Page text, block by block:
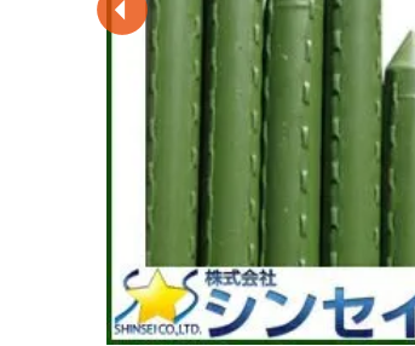
利用ガイド FAQ